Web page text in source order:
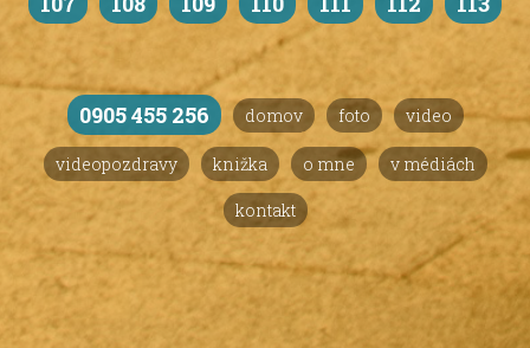
0905 455 256 domov foto video
videopozdravy knižka o mne v médiách
kontakt